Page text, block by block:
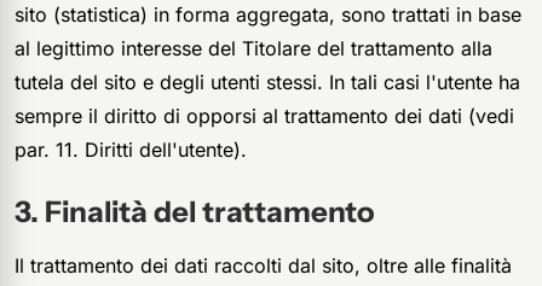
sito (statistica) in forma aggregata, sono trattati in base
al legittimo interesse del Titolare del trattamento alla
tutela del sito e degli utenti stessi. In tali casi l'utente ha
sempre il diritto di opporsi al trattamento dei dati (vedi
par. 11. Diritti dell'utente).
Finalità del trattamento
Il trattamento dei dati raccolti dal sito, oltre alle finalità